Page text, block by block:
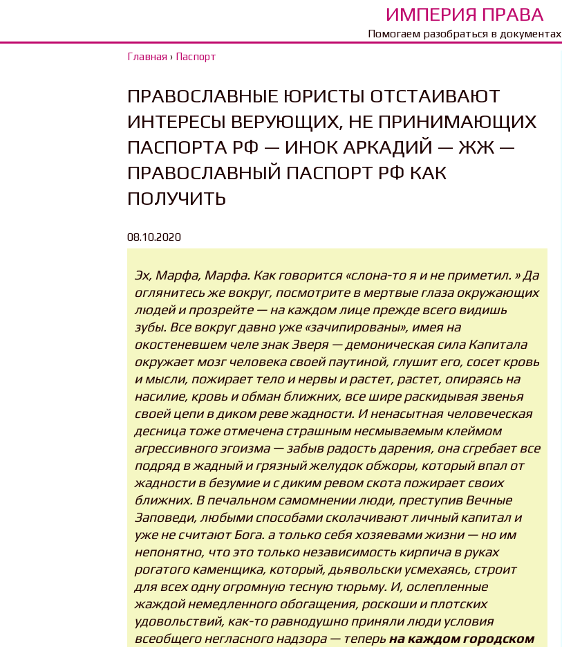
ИМПЕРИЯ ПРАВА
Помогаем разобраться в документах
Главная› Паспорт
ПРАВОСЛАВНЫЕ ЮРИСТЫ ОТСТАИВАЮТ
ИНТЕРЕСЫ ВЕРУЮЩИХ, НЕ ПРИНИМАЮЩИХ
ПАСПОРТА РФ — ИНОК АРКАДИЙ — ЖЖ —
ПРАВОСЛАВНЫЙ ПАСПОРТ РФ КАК
ПОЛУЧИТЬ
08.10.2020
Эх, Марфа, Марфа. Как говорится «слона-то я и не приметил. » Да
оглянитесь же вокруг, посмотрите в мертвые глаза окружающих
людей и прозрейте — на каждом лице прежде всего видишь
зубы. Все вокруг давно уже «зачипированы», имея на
окостеневшем челе знак Зверя — демоническая сила Капитала
окружает мозг человека своей паутиной, глушит его, сосет кровь
и мысли, пожирает тело и нервы и растет, растет, опираясь на
насилие, кровь и обман ближних, все шире раскидывая звенья
своей цепи в диком реве жадности. И ненасытная человеческая
десница тоже отмечена страшным несмываемым клеймом
агрессивного эгоизма — забыв радость дарения, она сгребает все
подряд в жадный и грязный желудок обжоры, который впал от
жадности в безумие и с диким ревом скота пожирает своих
ближних. В печальном самомнении люди, преступив Вечные
Заповеди, любыми способами сколачивают личный капитал и
уже не считают Бога. а только себя хозяевами жизни — но им
непонятно, что это только независимость кирпича в руках
рогатого каменщика, который, дьявольски усмехаясь, строит
для всех одну огромную тесную тюрьму. И, ослепленные
жаждой немедленного обогащения, роскоши и плотских
удовольствий, как-то равнодушно приняли люди условия
всеобщего негласного надзора — теперь на каждом городском